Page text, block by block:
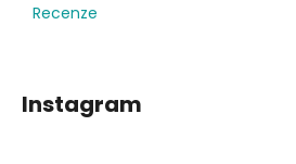
Recenze
Instagram